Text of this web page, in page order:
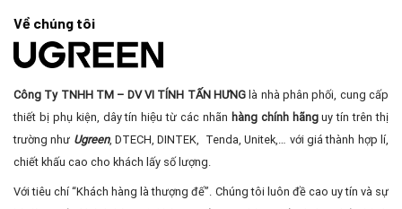
Về chúng tôi
Công Ty TNHH TM – DV VI TÍNH TẤN HƯNG là nhà phân phối, cung cấp
thiết bị phụ kiện, dây tín hiệu từ các nhãn hàng chính hãnguy tín trên thị
trường như Ugreen, DTECH, DINTEK, Tenda, Unitek,… với giá thành hợp lí,
chiết khấu cao cho khách lấy số lượng.
Với tiêu chí “Khách hàng là thượng đế”. Chúng tôi luôn đề cao uy tín và sự